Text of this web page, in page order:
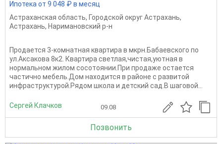
Ипотека от 9 048 ₽ в месяц
Астраханская область, Городской округ Астрахань,
Астрахань, Наримановский р-н
Продается 3-комнатная квартира в мкрн.Бабаевского по
ул.Аксакова 8к2. Квартира светлая,чистая,уютная в
нормальном жилом сосотоянии.При продаже остается
частично мебель.Дом находится в районе с развитой
инфраструктурой.Рядом школа и детский сад.В шаговой...
Сергей Клачков 09.08
Позвонить